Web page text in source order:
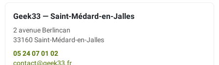
Geek33 — Saint-Médard-en-Jalles
2 avenue Berlincan
33160 Saint-Médard-en-Jalles
05 24 07 01 02
contact@geek33.fr